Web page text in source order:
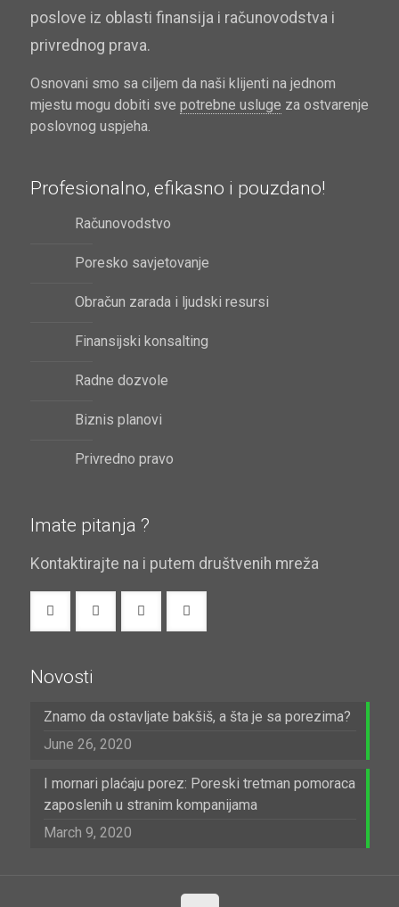
poslove iz oblasti finansija i računovodstva i
privrednog prava.
Osnovani smo sa ciljem da naši klijenti na jednom
mjestu mogu dobiti sve potrebne usluge za ostvarenje
poslovnog uspjeha.
Profesionalno, efikasno i pouzdano!
Računovodstvo
Poresko savjetovanje
Obračun zarada i ljudski resursi
Finansijski konsalting
Radne dozvole
Biznis planovi
Privredno pravo
Imate pitanja ?
Kontaktirajte na i putem društvenih mreža
Novosti
Znamo da ostavljate bakšiš, a šta je sa porezima?
June 26, 2020
I mornari plaćaju porez: Poreski tretman pomoraca
zaposlenih u stranim kompanijama
March 9, 2020